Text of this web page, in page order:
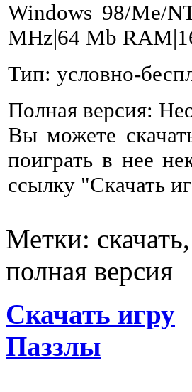
Windows 98/Me/
MHz|64 Mb
Тип: условно-
Полная версия:
Вы можете
поиграть в нее
ссылку "Скачать
Метки:
полная версия
Скачать игру
Паззлы